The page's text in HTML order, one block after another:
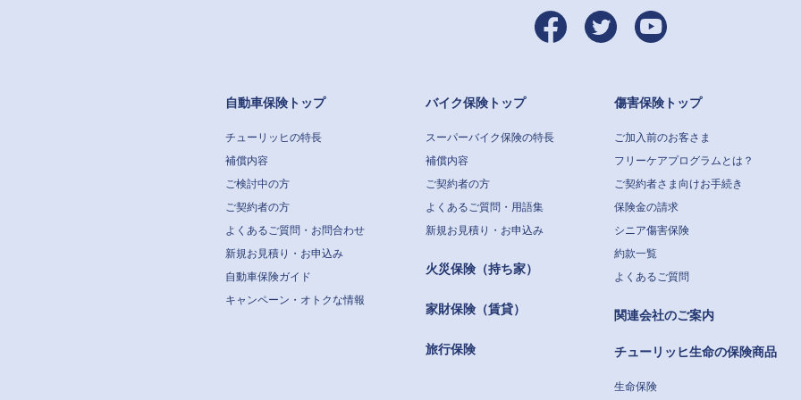
自動車保険トップ
チューリッヒの特長
補償内容
ご検討中の方
ご契約者の方
よくあるご質問・お問合わせ
新規お見積り・お申込み
自動車保険ガイド
キャンペーン・オトクな情報
バイク保険トップ
スーパーバイク保険の特長
補償内容
ご契約者の方
よくあるご質問・用語集
新規お見積り・お申込み
火災保険（持ち家）
家財保険（賃貸）
旅行保険
傷害保険トップ
ご加入前のお客さま
フリーケアプログラムとは？
ご契約者さま向けお手続き
保険金の請求
シニア傷害保険
約款一覧
よくあるご質問
関連会社のご案内
チューリッヒ生命の保険商品
生命保険